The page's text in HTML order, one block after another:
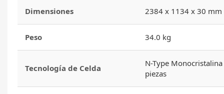
Dimensiones 2384 x 1134 x 30 mm
Peso 34.0 kg
Tecnología de Celda
N-Type
piezas